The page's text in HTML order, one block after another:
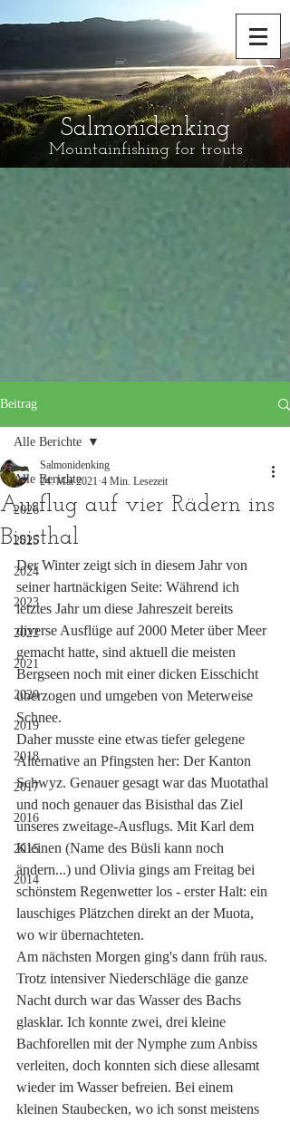
Salmonidenking
Mountainfishing for trouts
Beitrag
Alle Berichte
2026
2025
2024
2023
2022
2021
2020
2019
2018
2017
2016
2015
2014
Alle Berichte
Ausflug auf vier Rädern ins
Bisisthal
Salmonidenking
24. Mai 2021 4 Min. Lesezeit
Der Winter zeigt sich in diesem Jahr von
seiner hartnäckigen Seite: Während ich
letztes Jahr um diese Jahreszeit bereits
diverse Ausflüge auf 2000 Meter über Meer
gemacht hatte, sind aktuell die meisten
Bergseen noch mit einer dicken Eisschicht
überzogen und umgeben von Meterweise
Schnee.
Daher musste eine etwas tiefer gelegene
Alternative an Pfingsten her: Der Kanton
Schwyz. Genauer gesagt war das Muotathal
und noch genauer das Bisisthal das Ziel
unseres zweitage-Ausflugs. Mit Karl dem
Kleinen (Name des Büsli kann noch
ändern...) und Olivia gings am Freitag bei
schönstem Regenwetter los - erster Halt: ein
lauschiges Plätzchen direkt an der Muota,
wo wir übernachteten.
Am nächsten Morgen ging's dann früh raus.
Trotz intensiver Niederschläge die ganze
Nacht durch war das Wasser des Bachs
glasklar. Ich konnte zwei, drei kleine
Bachforellen mit der Nymphe zum Anbiss
verleiten, doch konnten sich diese allesamt
wieder im Wasser befreien. Bei einem
kleinen Staubecken, wo ich sonst meistens